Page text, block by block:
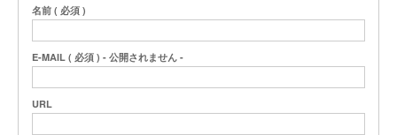
名前 ( 必須 )
E-MAIL ( 必須 ) - 公開されません -
URL